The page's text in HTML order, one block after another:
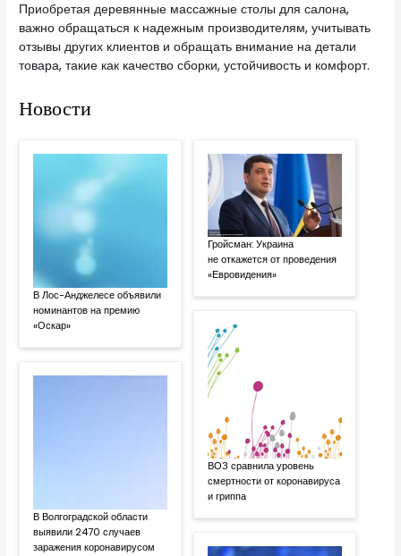
Приобретая деревянные массажные столы для салона,
важно обращаться к надежным производителям, учитывать
отзывы других клиентов и обращать внимание на детали
товара, такие как качество сборки, устойчивость и комфорт.
Новости
В Лос-Анджелесе объявили
номинантов на премию
«Оскар»
В Волгоградской области
выявили 2470 случаев
заражения коронавирусом
Гройсман: Украина
не откажется от проведения
«Евровидения»
ВОЗ сравнила уровень
смертности от коронавируса
и гриппа